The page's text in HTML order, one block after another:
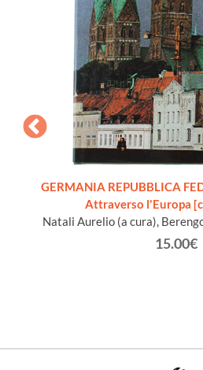
GERMANIA REPUBBLICA
Attraverso l'Europa
Natali Aurelio (a cura),
15.00€